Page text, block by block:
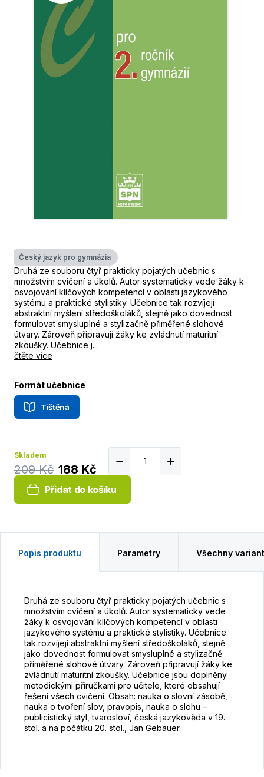
Český jazyk pro gymnázia
Druhá ze souboru čtyř prakticky pojatých učebnic s
množstvím cvičení a úkolů. Autor systematicky vede žáky k
osvojování klíčových kompetencí v oblasti jazykového
systému a praktické stylistiky. Učebnice tak rozvíjejí
abstraktní myšlení středoškoláků, stejně jako dovednost
formulovat smysluplné a stylizačně přiměřené slohové
útvary. Zároveň připravují žáky ke zvládnutí maturitní
zkoušky. Učebnice j...
čtěte více
Formát učebnice
Tištěná
Skladem
209 Kč 188 Kč
Přidat do košíku
Popis produktu Parametry Všechny
Druhá ze souboru čtyř prakticky pojatých učebnic s
množstvím cvičení a úkolů. Autor systematicky vede
žáky k osvojování klíčových kompetencí v oblasti
jazykového systému a praktické stylistiky. Učebnice
tak rozvíjejí abstraktní myšlení středoškoláků, stejně
jako dovednost formulovat smysluplné a stylizačně
přiměřené slohové útvary. Zároveň připravují žáky ke
zvládnutí maturitní zkoušky. Učebnice jsou doplněny
metodickými příručkami pro učitele, které obsahují
řešení všech cvičení. Obsah: nauka o slovní zásobě,
nauka o tvoření slov, pravopis, nauka o slohu –
publicistický styl, tvarosloví, česká jazykověda v 19.
stol. a na počátku 20. stol., Jan Gebauer.